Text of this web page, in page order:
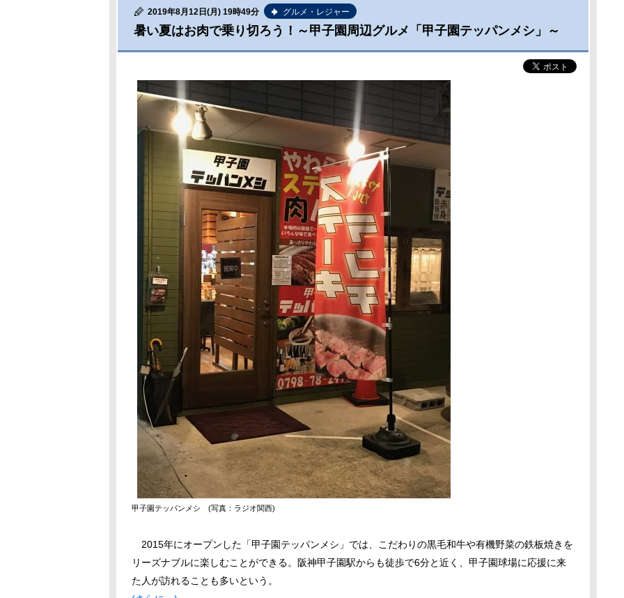
2019年8月12日(月) 19時49分 グルメ・レジャー
暑い夏はお肉で乗り切ろう！～甲子園周辺グルメ「甲子園テッパンメシ」～
甲子園テッパンメシ (写真：ラジオ関西)
2015年にオープンした「甲子園テッパンメシ」では、こだわりの黒毛和牛や有機野菜の鉄板焼きを
リーズナブルに楽しむことができる。阪神甲子園駅からも徒歩で6分と近く、甲子園球場に応援に来
た人が訪れることも多いという。